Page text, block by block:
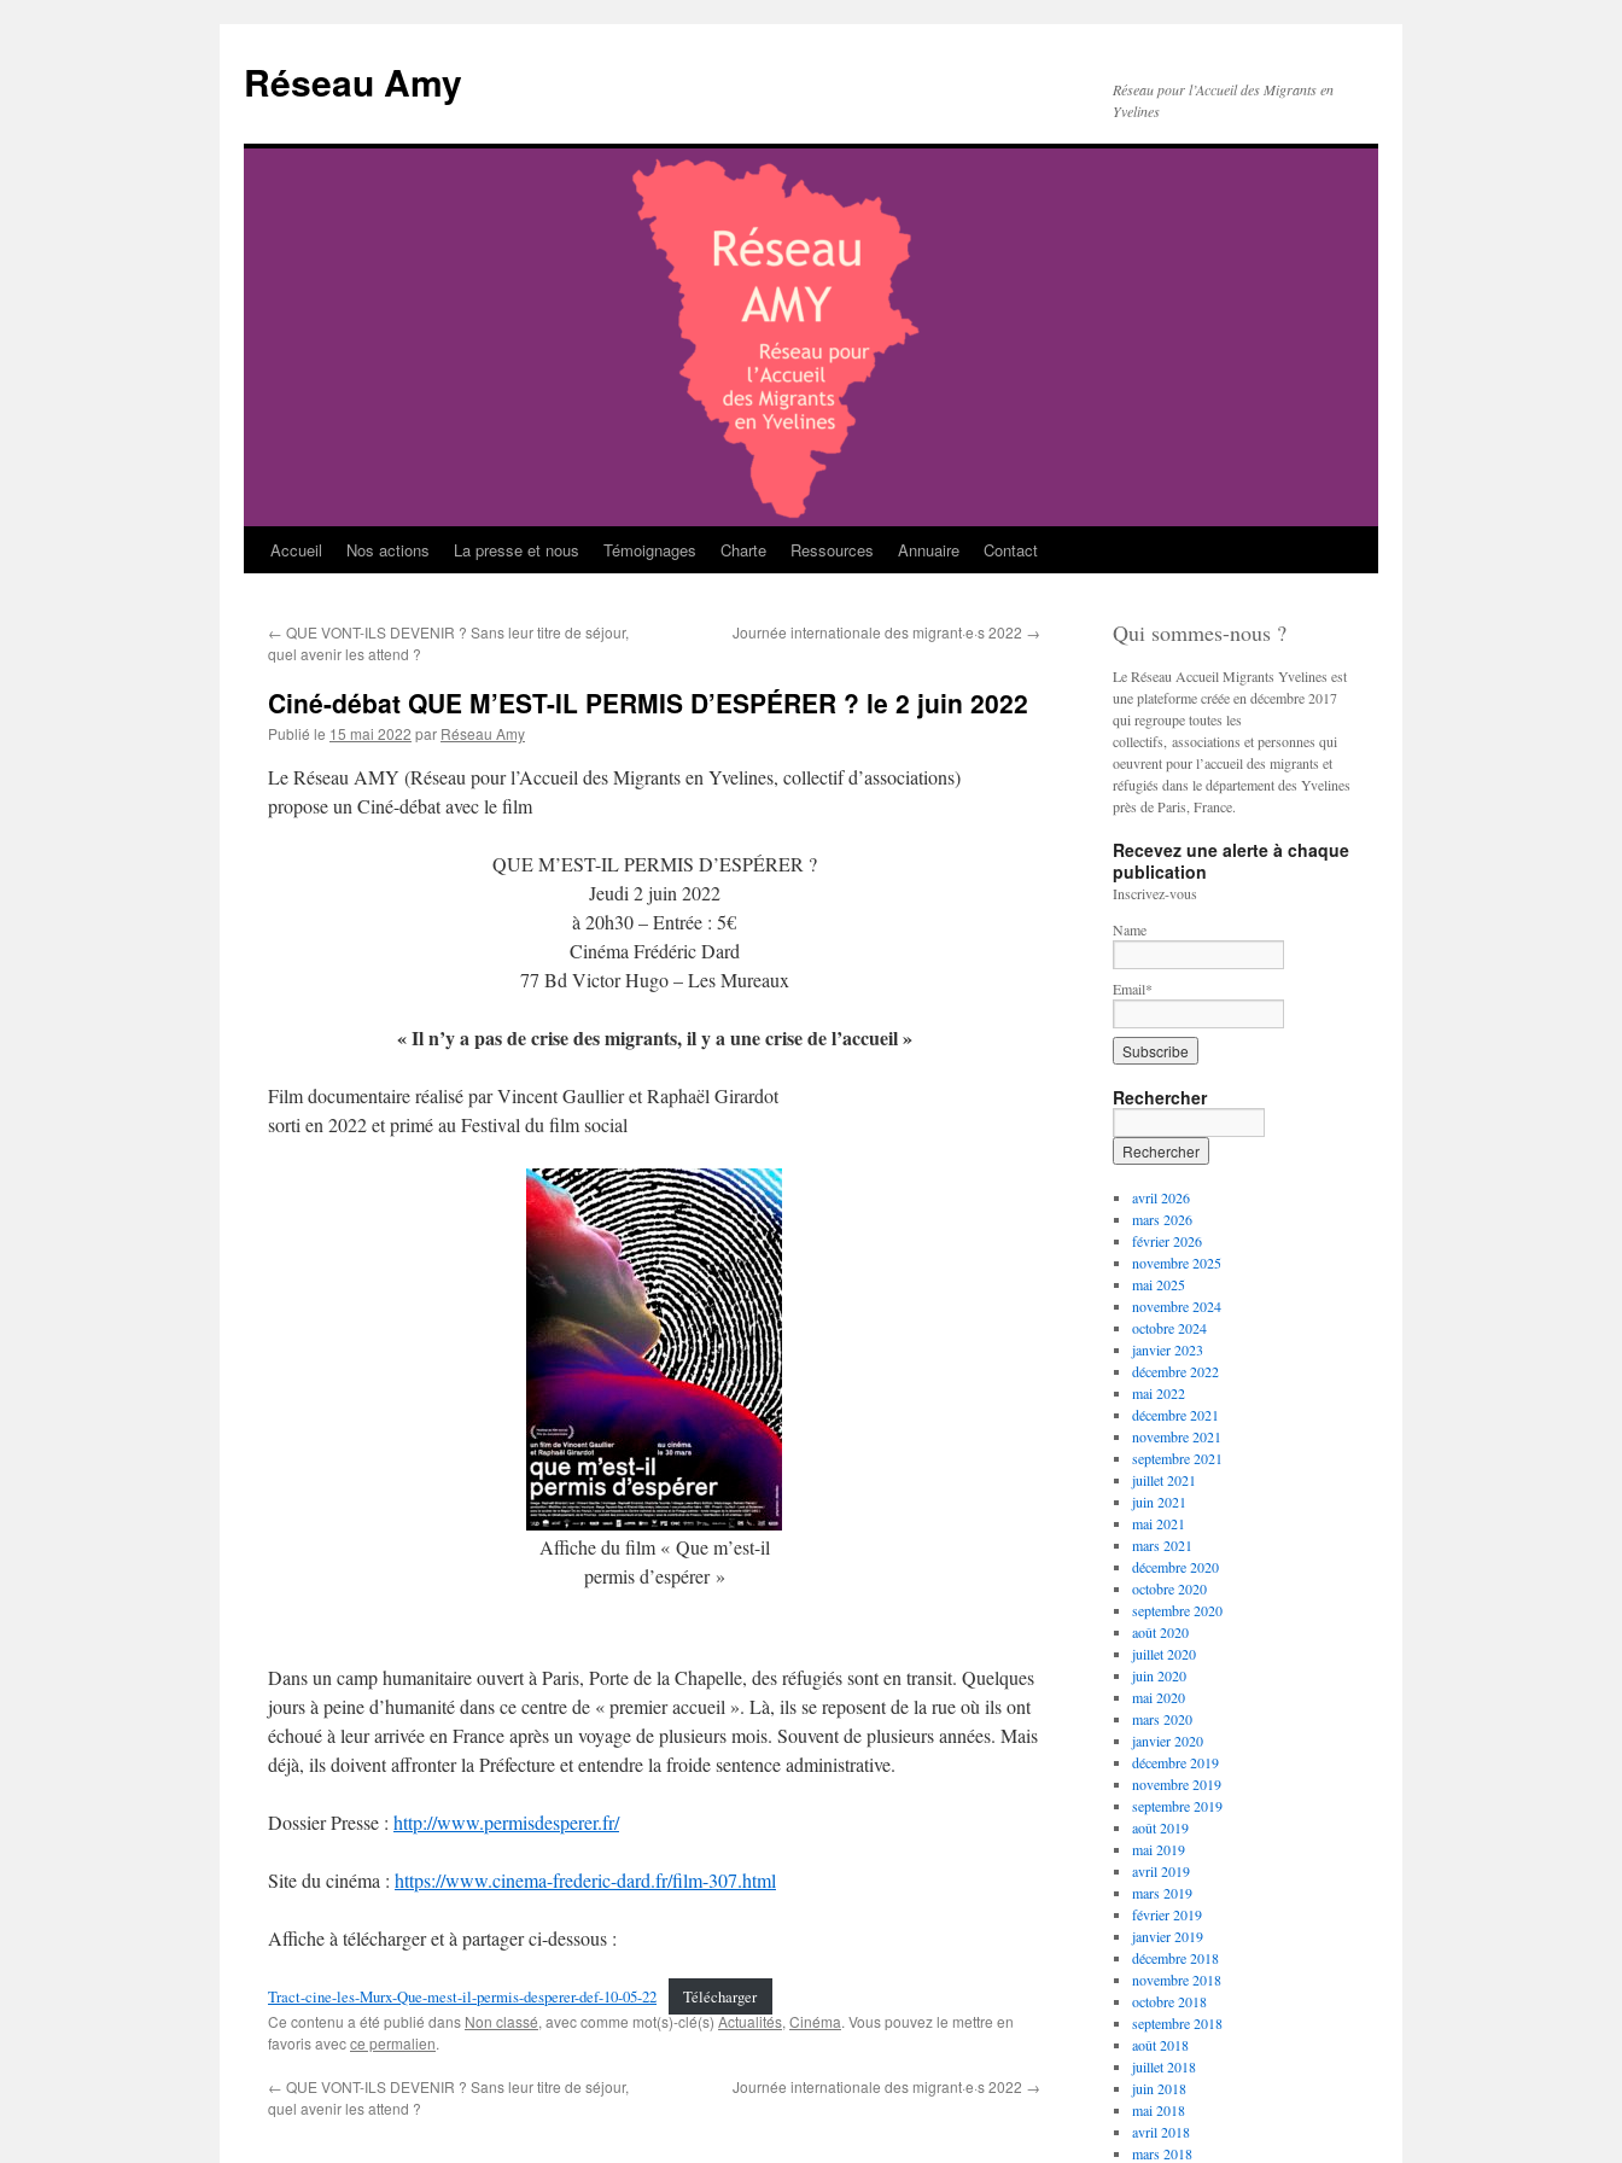
contenu
Réseau Amy
Réseau pour l’Accueil des Migrants en
Yvelines
Accueil Nos actions La presse et nous Témoignages Charte Ressources Annuaire Contact
← QUE VONT-ILS DEVENIR ? Sans leur titre de séjour,
quel avenir les attend ?
Journée internationale des migrant·e·s 2022 →
Ciné-débat QUE M’EST-IL PERMIS D’ESPÉRER ? le 2 juin 2022
Publié le 15 mai 2022 par Réseau Amy
Le Réseau AMY (Réseau pour l’Accueil des Migrants en Yvelines, collectif d’associations)
propose un Ciné-débat avec le film
QUE M’EST-IL PERMIS D’ESPÉRER ?
Jeudi 2 juin 2022
à 20h30 – Entrée : 5€
Cinéma Frédéric Dard
77 Bd Victor Hugo – Les Mureaux
« Il n’y a pas de crise des migrants, il y a une crise de l’accueil »
Film documentaire réalisé par Vincent Gaullier et Raphaël Girardot
sorti en 2022 et primé au Festival du film social
Affiche du film « Que m’est-il
permis d’espérer »
Dans un camp humanitaire ouvert à Paris, Porte de la Chapelle, des réfugiés sont en transit. Quelques
jours à peine d’humanité dans ce centre de « premier accueil ». Là, ils se reposent de la rue où ils ont
échoué à leur arrivée en France après un voyage de plusieurs mois. Souvent de plusieurs années. Mais
déjà, ils doivent affronter la Préfecture et entendre la froide sentence administrative.
Dossier Presse : http://www.permisdesperer.fr/
Site du cinéma : https://www.cinema-frederic-dard.fr/film-307.html
Affiche à télécharger et à partager ci-dessous :
Tract-cine-les-Murx-Que-mest-il-permis-desperer-def-10-05-22 Télécharger
Ce contenu a été publié dans Non classé, avec comme mot(s)-clé(s)Actualités, Cinéma. Vous pouvez le mettre en
favoris avecce permalien.
← QUE VONT-ILS DEVENIR ? Sans leur titre de séjour,
quel avenir les attend ?
Journée internationale des migrant·e·s 2022 →
Qui sommes-nous ?
Le Réseau Accueil Migrants Yvelines est
une plateforme créée en décembre 2017
qui regroupe toutes les
collectifs, associations et personnes qui
oeuvrent pour l’accueil des migrants et
réfugiés dans le département des Yvelines
près de Paris, France.
Recevez une alerte à chaque
publication
Inscrivez-vous
Name
Email*
Rechercher
avril 2026
mars 2026
février 2026
novembre 2025
mai 2025
novembre 2024
octobre 2024
janvier 2023
décembre 2022
mai 2022
décembre 2021
novembre 2021
septembre 2021
juillet 2021
juin 2021
mai 2021
mars 2021
décembre 2020
octobre 2020
septembre 2020
août 2020
juillet 2020
juin 2020
mai 2020
mars 2020
janvier 2020
décembre 2019
novembre 2019
septembre 2019
août 2019
mai 2019
avril 2019
mars 2019
février 2019
janvier 2019
décembre 2018
novembre 2018
octobre 2018
septembre 2018
août 2018
juillet 2018
juin 2018
mai 2018
avril 2018
mars 2018